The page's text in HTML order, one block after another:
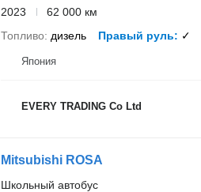
2023
62 000 км
Топливо
дизель Правый руль ✓
Япония
EVERY TRADING Co Ltd
Mitsubishi ROSA
Школьный автобус